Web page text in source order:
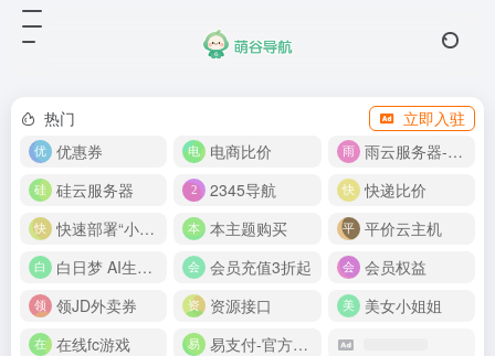
热门
立即入驻
优惠券
电商比价
雨云服务器-新人首月 5 折
硅云服务器
2345导航
快递比价
快速部署“小龙虾”
本主题购买
平价云主机
白日梦 AI生成50分钟视频
会员充值3折起
会员权益
领JD外卖券
资源接口
美女小姐姐
在线fc游戏
易支付-官方网站